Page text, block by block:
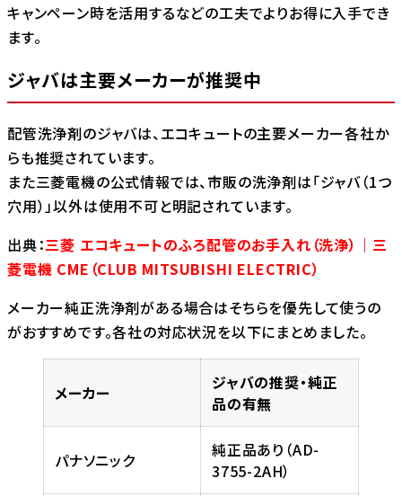
キャンペーン時を活用するなどの工夫でよりお得に入手でき
ます。
ジャバは主要メーカーが推奨中
配管洗浄剤のジャバは、エコキュートの主要メーカー各社か
らも推奨されています。
また三菱電機の公式情報では、市販の洗浄剤は「ジャバ（1つ
穴用）」以外は使用不可と明記されています。
出典：三菱 エコキュートのふろ配管のお手入れ（洗浄）｜三
菱電機 CME（CLUB MITSUBISHI ELECTRIC）
メーカー純正洗浄剤がある場合はそちらを優先して使うの
がおすすめです。各社の対応状況を以下にまとめました。
メーカー
ジャバの推奨・純正
品の有無
パナソニック
純正品あり（AD-
3755-2AH）